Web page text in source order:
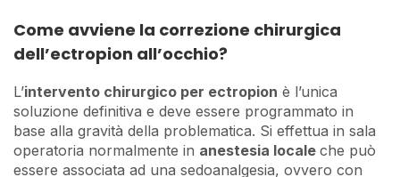
Come avviene la correzione chirurgica
dell’ectropion all’occhio?
L’intervento chirurgico per ectropion è l’unica
soluzione definitiva e deve essere programmato in
base alla gravità della problematica. Si effettua in sala
operatoria normalmente in anestesia locale che può
essere associata ad una sedoanalgesia, ovvero con